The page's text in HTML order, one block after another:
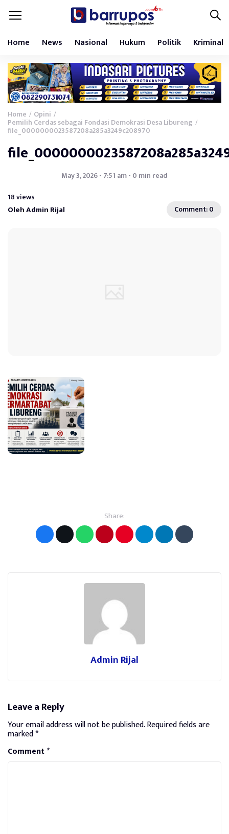
Home News Nasional Hukum Politik Kriminal
Home / Opini /
Pemilih Cerdas sebagai Fondasi Demokrasi Desa Libureng /
file_0000000023587208a285a3249c208970
May 3, 2026 - 7:51 am - 0 min read
18 views
Oleh Admin Rijal Comment: 0
Share:
Admin Rijal
Leave a Reply
Your email address will not be published.Required fields are
marked*
Comment*